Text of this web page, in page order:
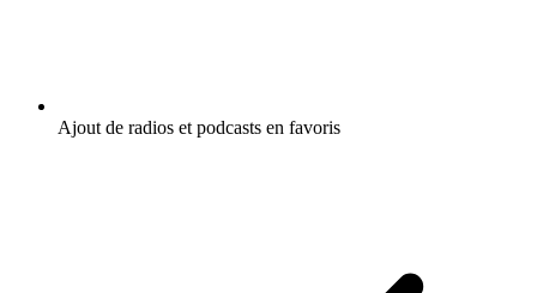
Ajout de radios et podcasts en favoris